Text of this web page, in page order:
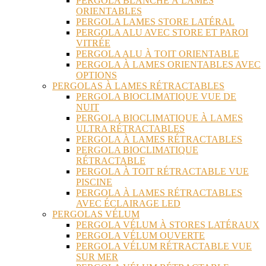
ORIENTABLES
PERGOLA LAMES STORE LATÉRAL
PERGOLA ALU AVEC STORE ET PAROI
VITRÉE
PERGOLA ALU À TOIT ORIENTABLE
PERGOLA À LAMES ORIENTABLES AVEC
OPTIONS
PERGOLAS À LAMES RÉTRACTABLES
PERGOLA BIOCLIMATIQUE VUE DE
NUIT
PERGOLA BIOCLIMATIQUE À LAMES
ULTRA RÉTRACTABLES
PERGOLA À LAMES RÉTRACTABLES
PERGOLA BIOCLIMATIQUE
RÉTRACTABLE
PERGOLA À TOIT RÉTRACTABLE VUE
PISCINE
PERGOLA À LAMES RÉTRACTABLES
AVEC ÉCLAIRAGE LED
PERGOLAS VÉLUM
PERGOLA VÉLUM À STORES LATÉRAUX
PERGOLA VÉLUM OUVERTE
PERGOLA VÉLUM RÉTRACTABLE VUE
SUR MER